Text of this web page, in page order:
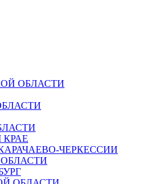
ОБЛАСТИ
ЧЕРКЕССИИ